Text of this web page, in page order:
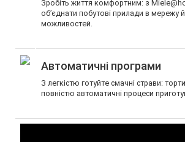
Зробіть життя комфортним: з
об’єднати побутові прилади в мережу
можливостей.
Автоматичні програми
З легкістю готуйте смачні страви:
повністю автоматичні процеси